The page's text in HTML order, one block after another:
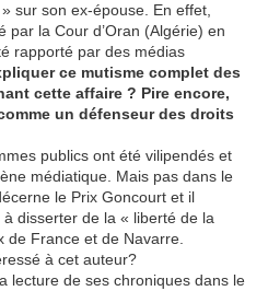
sur son ex-épouse. En effet,
par la Cour d’Oran (Algérie) en
rapporté par des médias
ce mutisme complet des
cette affaire ? Pire encore,
un défenseur des droits
publics ont été vilipendés et
médiatique. Mais pas dans le
le Prix Goncourt et il
disserter de la « liberté de la
de France et de Navarre.
à cet auteur?
lecture de ses chroniques dans le